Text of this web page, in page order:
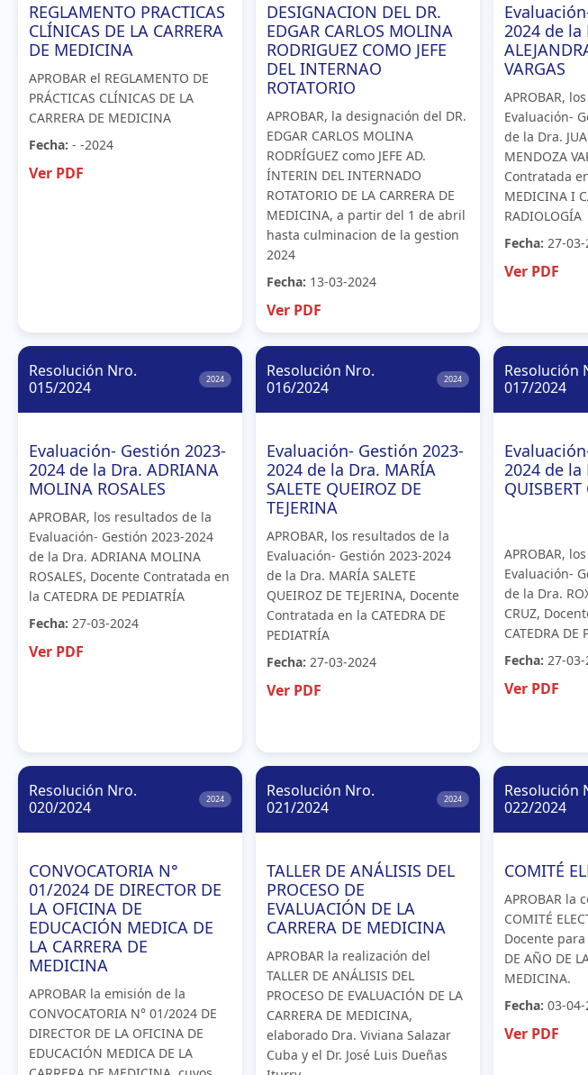
REGLAMENTO PRACTICAS
CLÍNICAS DE LA CARRERA
DE MEDICINA
APROBAR el REGLAMENTO DE
PRÁCTICAS CLÍNICAS DE LA
CARRERA DE MEDICINA
Fecha: - -2024
Ver PDF
DESIGNACION DEL DR.
EDGAR CARLOS MOLINA
RODRIGUEZ COMO JEFE
DEL INTERNAO
ROTATORIO
APROBAR, la designación del DR.
EDGAR CARLOS MOLINA
RODRÍGUEZ como JEFE AD.
ÍNTERIN DEL INTERNADO
ROTATORIO DE LA CARRERA DE
MEDICINA, a partir del 1 de abril
hasta culminacion de la gestion
2024
Fecha: 13-03-2024
Ver PDF
2024 de la
VARGAS
APROBAR,
Evaluación-
de la Dra.
MENDOZA
Contratada
MEDICINA I
RADIOLOGÍA
Fecha: 27-
Ver PDF
Resolución Nro.
015/2024
2024
Evaluación- Gestión 2023-
2024 de la Dra. ADRIANA
MOLINA ROSALES
APROBAR, los resultados de la
Evaluación- Gestión 2023-2024
de la Dra. ADRIANA MOLINA
ROSALES, Docente Contratada en
la CATEDRA DE PEDIATRÍA
Fecha: 27-03-2024
Ver PDF
Resolución Nro.
016/2024
2024
Evaluación- Gestión 2023-
2024 de la Dra. MARÍA
SALETE QUEIROZ DE
TEJERINA
APROBAR, los resultados de la
Evaluación- Gestión 2023-2024
de la Dra. MARÍA SALETE
QUEIROZ DE TEJERINA, Docente
Contratada en la CATEDRA DE
PEDIATRÍA
Fecha: 27-03-2024
Ver PDF
Resolución
017/2024
2024 de la
QUISBERT
APROBAR,
Evaluación-
de la Dra.
CRUZ,
CATEDRA DE
Fecha: 27-
Ver PDF
Resolución Nro.
020/2024
2024
CONVOCATORIA N°
01/2024 DE DIRECTOR DE
LA OFICINA DE
EDUCACIÓN MEDICA DE
LA CARRERA DE
MEDICINA
APROBAR la emisión de la
CONVOCATORIA N° 01/2024 DE
DIRECTOR DE LA OFICINA DE
EDUCACIÓN MEDICA DE LA
Resolución Nro.
021/2024
2024
TALLER DE ANÁLISIS DEL
PROCESO DE
EVALUACIÓN DE LA
CARRERA DE MEDICINA
APROBAR la realización del
TALLER DE ANÁLISIS DEL
PROCESO DE EVALUACIÓN DE LA
CARRERA DE MEDICINA,
elaborado Dra. Viviana Salazar
Cuba y el Dr. José Luis Dueñas
Resolución
022/2024
COMITÉ
APROBAR la
COMITÉ
Docente para
DE AÑO DE
MEDICINA.
Fecha: 03-
Ver PDF